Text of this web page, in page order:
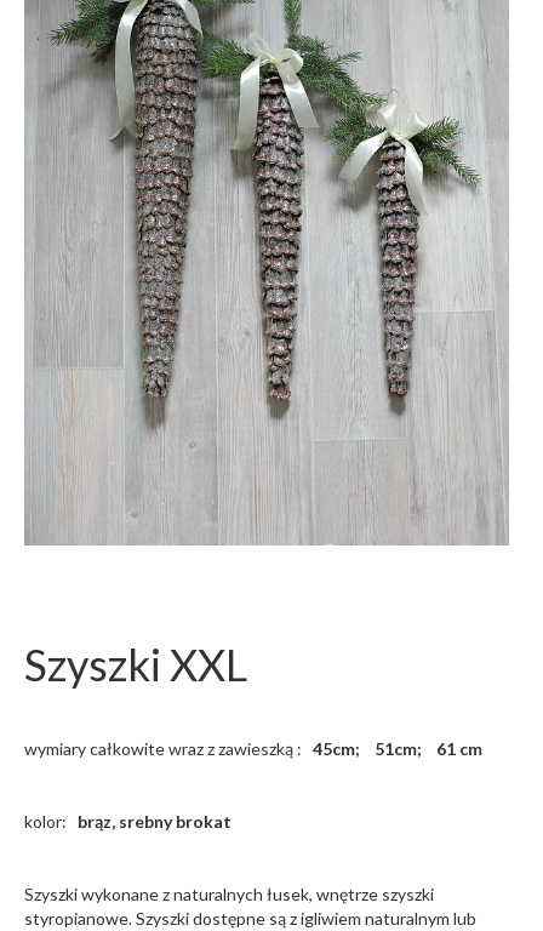
Szyszki XXL
wymiary całkowite wraz z zawieszką : 45cm; 51cm; 61 cm
kolor: brąz, srebny brokat
Szyszki wykonane z naturalnych łusek, wnętrze szyszki
styropianowe. Szyszki dostępne są z igliwiem naturalnym lub